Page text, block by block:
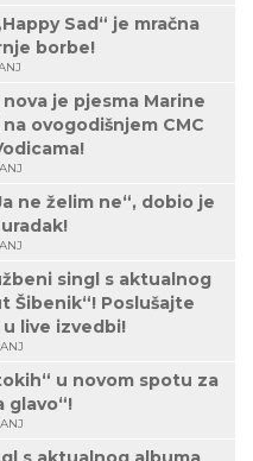
Sad“ je mračna
borbe!
je pjesma Marine
ovogodišnjem CMC
ne želim ne“, dobio je
singl s aktualnog
Šibenik“! Poslušajte
u live izvedbi!
u novom spotu za
glavo“!